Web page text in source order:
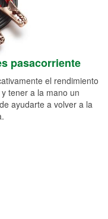
pasacorriente
el rendimiento
tener a la mano un
ayudarte a volver a la